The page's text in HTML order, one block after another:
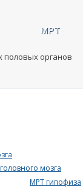
МРТ
органов
мозга
МРТ гипофиза